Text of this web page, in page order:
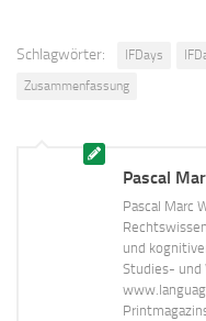
Schlagwörter: IFDays
Zusammenfassung
Pascal
Pascal Marc
und
Studies- und